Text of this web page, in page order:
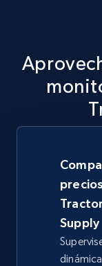
URL, Product
Seller
more.
eBay -
specified
URL,
Seller
precios
Supply